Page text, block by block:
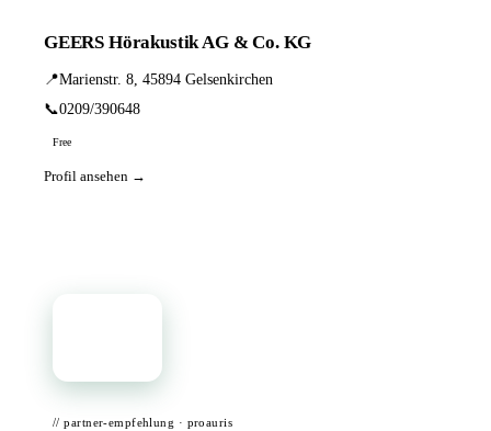
GEERS Hörakustik AG & Co. KG
📍Marienstr. 8, 45894 Gelsenkirchen
📞0209/390648
Free
Profil ansehen →
// partner-empfehlung · proauris